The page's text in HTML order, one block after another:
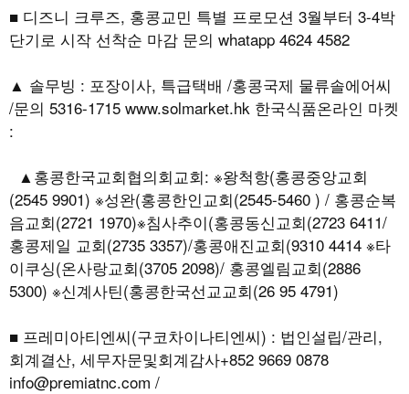
■ 디즈니 크루즈, 홍콩교민 특별 프로모션 3월부터 3-4박
단기로 시작 선착순 마감 문의 whatapp 4624 4582
▲ 솔무빙 : 포장이사, 특급택배 /홍콩국제 물류솔에어씨
/문의 5316-1715 www.solmarket.hk 한국식품온라인 마켓
:
▲홍콩한국교회협의회교회: ※왕척항(홍콩중앙교회
(2545 9901) ※성완(홍콩한인교회(2545-5460 ) / 홍콩순복
음교회(2721 1970)※침사추이(홍콩동신교회(2723 6411/
홍콩제일 교회(2735 3357)/홍콩애진교회(9310 4414 ※타
이쿠싱(온사랑교회(3705 2098)/ 홍콩엘림교회(2886
5300) ※신계사틴(홍콩한국선교교회(26 95 4791)
■ 프레미아티엔씨(구코차이나티엔씨) : 법인설립/관리,
회계결산, 세무자문및회계감사+852 9669 0878
info@premiatnc.com /